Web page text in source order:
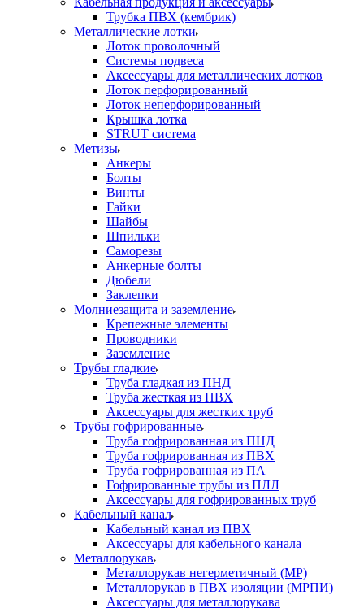
Трубка ПВХ (кембрик)
Металлические лотки
Лоток проволочный
Системы подвеса
Аксессуары для металлических лотков
Лоток перфорированный
Лоток неперфорированный
Крышка лотка
STRUT система
Метизы
Анкеры
Болты
Винты
Гайки
Шайбы
Шпильки
Саморезы
Анкерные болты
Дюбели
Заклепки
Молниезащита и заземление
Крепежные элементы
Проводники
Заземление
Трубы гладкие
Труба гладкая из ПНД
Труба жесткая из ПВХ
Аксессуары для жестких труб
Трубы гофрированные
Труба гофрированная из ПНД
Труба гофрированная из ПВХ
Труба гофрированная из ПА
Гофрированные трубы из ПЛЛ
Аксессуары для гофрированных труб
Кабельный канал
Кабельный канал из ПВХ
Аксессуары для кабельного канала
Металлорукав
Металлорукав негерметичный (МР)
Металлорукав в ПВХ изоляции (МРПИ)
Аксессуары для металлорукава